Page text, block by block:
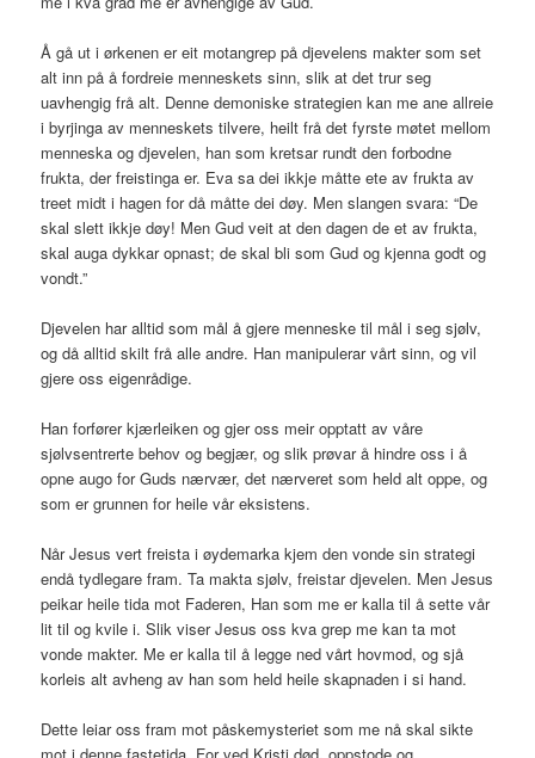
Å gå ut i ørkenen er eit motangrep på djevelens makter som set
alt inn på å fordreie menneskets sinn, slik at det trur seg
uavhengig frå alt. Denne demoniske strategien kan me ane allreie
i byrjinga av menneskets tilvere, heilt frå det fyrste møtet mellom
menneska og djevelen, han som kretsar rundt den forbodne
frukta, der freistinga er. Eva sa dei ikkje måtte ete av frukta av
treet midt i hagen for då måtte dei døy. Men slangen svara: “De
skal slett ikkje døy! Men Gud veit at den dagen de et av frukta,
skal auga dykkar opnast; de skal bli som Gud og kjenna godt og
vondt.”
Djevelen har alltid som mål å gjere menneske til mål i seg sjølv,
og då alltid skilt frå alle andre. Han manipulerar vårt sinn, og vil
gjere oss eigenrådige.
Han forfører kjærleiken og gjer oss meir opptatt av våre
sjølvsentrerte behov og begjær, og slik prøvar å hindre oss i å
opne augo for Guds nærvær, det nærveret som held alt oppe, og
som er grunnen for heile vår eksistens.
Når Jesus vert freista i øydemarka kjem den vonde sin strategi
endå tydlegare fram. Ta makta sjølv, freistar djevelen. Men Jesus
peikar heile tida mot Faderen, Han som me er kalla til å sette vår
lit til og kvile i. Slik viser Jesus oss kva grep me kan ta mot
vonde makter. Me er kalla til å legge ned vårt hovmod, og sjå
korleis alt avheng av han som held heile skapnaden i si hand.
Dette leiar oss fram mot påskemysteriet som me nå skal sikte